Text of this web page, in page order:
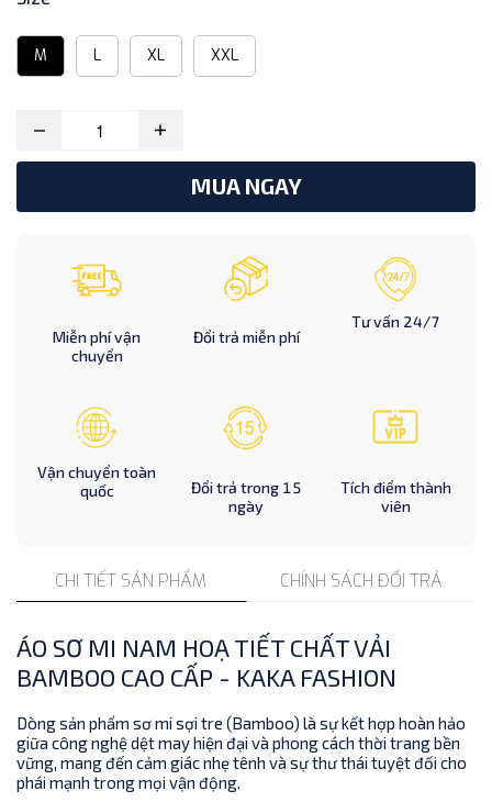
M L XL XXL
MUA NGAY
Miễn phí vận
chuyển
Đổi trả miễn phí
Tư vấn 24/7
Vận chuyển toàn
quốc
Đổi trả trong 15
ngày
Tích điểm thành
viên
CHI TIẾT SẢN PHẨM CHÍNH SÁCH ĐỔI TRẢ
ÁO SƠ MI NAM HOẠ TIẾT CHẤT VẢI
BAMBOO CAO CẤP - KAKA FASHION
Dòng sản phẩm sơ mi sợi tre (Bamboo) là sự kết hợp hoàn hảo
giữa công nghệ dệt may hiện đại và phong cách thời trang bền
vững, mang đến cảm giác nhẹ tênh và sự thư thái tuyệt đối cho
phái mạnh trong mọi vận động.